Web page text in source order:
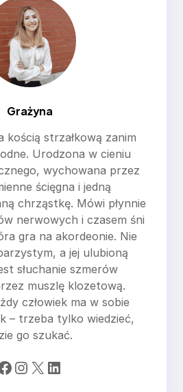
Grażyna
kością strzałkową zanim
Urodzona w cieniu
wychowana przez
ścięgna i jedną
chrząstkę. Mówi płynnie
nerwowych i czasem śni
gra na akordeonie. Nie
a jej ulubioną
słuchanie szmerów
muszlę klozetową.
człowiek ma w sobie
– trzeba tylko wiedzieć,
go szukać.
Instagram X LinkedIn